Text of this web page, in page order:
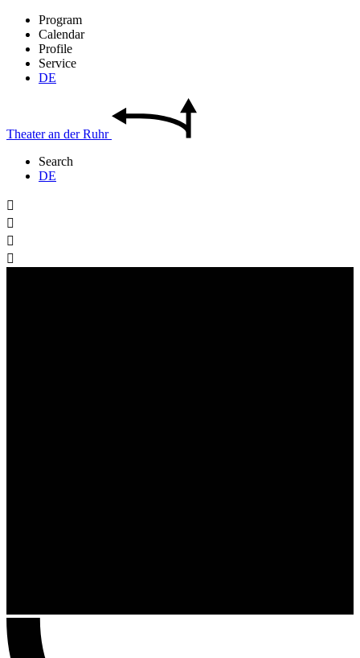
Program
Calendar
Profile
Service
DE
Theateran derRuhr
Search
DE



